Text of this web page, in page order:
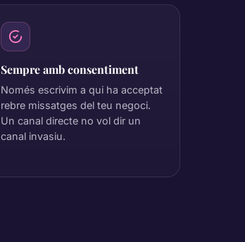
Sempre amb consentiment
Només escrivim a qui ha acceptat
rebre missatges del teu negoci.
Un canal directe no vol dir un
canal invasiu.